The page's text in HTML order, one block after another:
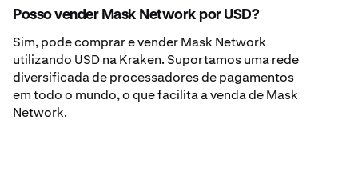
Posso vender Mask Network por USD?
Sim, pode comprar e vender Mask Network
utilizando USD na Kraken. Suportamos uma rede
diversificada de processadores de pagamentos
em todo o mundo, o que facilita a venda de Mask
Network.